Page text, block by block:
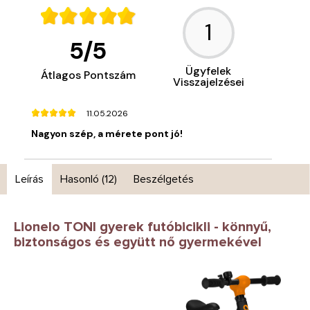
5/5
Átlagos Pontszám
1
Ügyfelek
Visszajelzései
11.05.2026
Nagyon szép, a mérete pont jó!
Leírás Hasonló (12) Beszélgetés
Lionelo TONI gyerek futóbicikli - könnyű,
biztonságos és együtt nő gyermekével